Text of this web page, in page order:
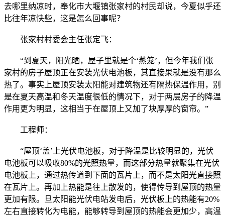
去哪里纳凉时，奉化市大堰镇张家村的村民却说，今夏似乎还
比往年凉快些，这是怎么回事呢？
张家村村委会主任张定飞：
“到夏天，阳光晒，屋子里就是个‘蒸笼’，但今年我们张
家村的房子屋顶正在安装光伏电池板，其直接果就是没有那么
热了。事实上屋顶安装太阳能对建筑物还有隔热保温作用，别
是在夏天高温和冬天温度很低的情况下，对于两层房子的降温
作用更为明显，这相当于在屋顶上又加了块厚厚的窗帘。”
工程师：
“屋顶‘盖’上光伏电池板，对于降温是比较明显的，光伏
电池板可以吸收80%的光照热量，而这部分热量就聚集在光伏
电池板上，通过热传道到下面的瓦片上，而不是太阳光直接照
在瓦片上。再加上热能是往上散发的，使得传导到屋顶的热量
更加有限。旦太阳能光伏电站发电后，光伏板上的热能有20%
左右直接转化为电能，能够转导到屋顶的热能会更加少，高温